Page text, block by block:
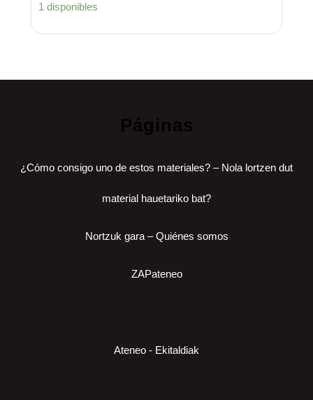
1 disponibles
Páginas
¿Cómo consigo uno de estos materiales? – Nola lortzen dut
material hauetariko bat?
Nortzuk gara – Quiénes somos
ZAPateneo
Ateneo - Ekitaldiak